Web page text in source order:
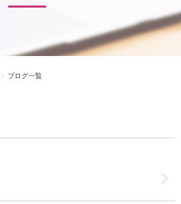
ブログ一覧